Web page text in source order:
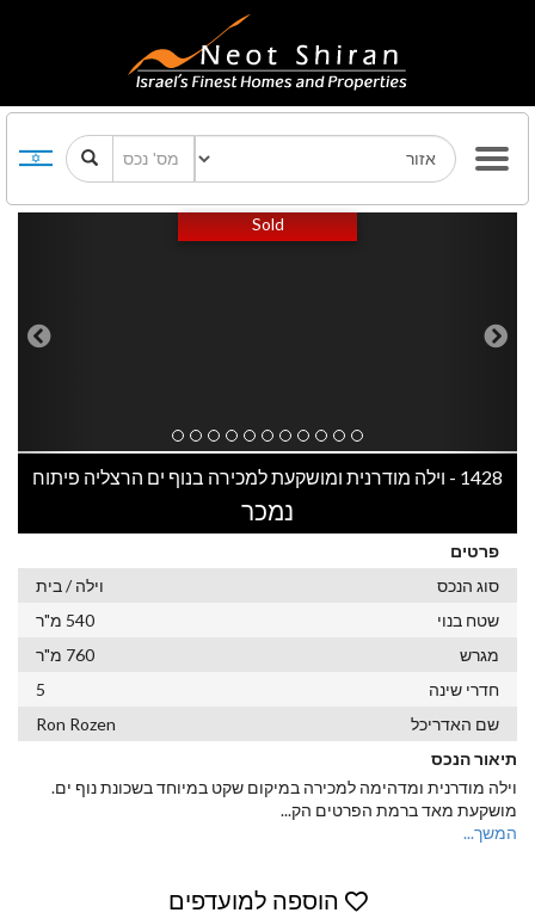
Sold
Previous Next
1428 - וילה מודרנית ומושקעת למכירה בנוף ים הרצליה פיתוח
נמכר
פרטים
סוג הנכס
וילה / בית
שטח בנוי
540 מ"ר
מגרש
760 מ"ר
חדרי שינה
5
שם האדריכל
Ron Rozen
תיאור הנכס
וילה מודרנית ומדהימה למכירה במיקום שקט במיוחד בשכונת נוף ים.
מושקעת מאד ברמת הפרטים הק...
המשך...
הוספה למועדפים